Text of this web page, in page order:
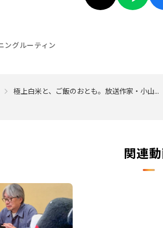
ングルーティン
極上白米と、ご飯のおとも。放送作家・小山...
関連